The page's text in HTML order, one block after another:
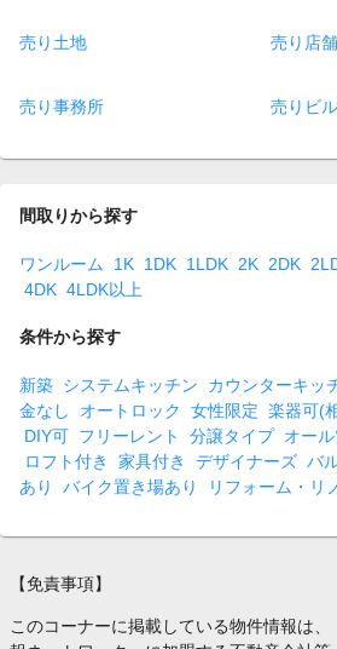
売り土地 売り店舗
売り事務所 売りビ
間取りから探す
ワンルーム 1K 1DK 1LDK 2K 2DK
4DK 4LDK以上
条件から探す
新築 システムキッチン カウンターキッ
金なし
オートロック 女性限定 楽器可(
DIY可 フリーレント 分譲タイプ オー
ロフト付き
家具付き デザイナーズ バ
あり
バイク置き場あり リフォーム・リ
【免責事項】
このコーナーに掲載している物件情報は